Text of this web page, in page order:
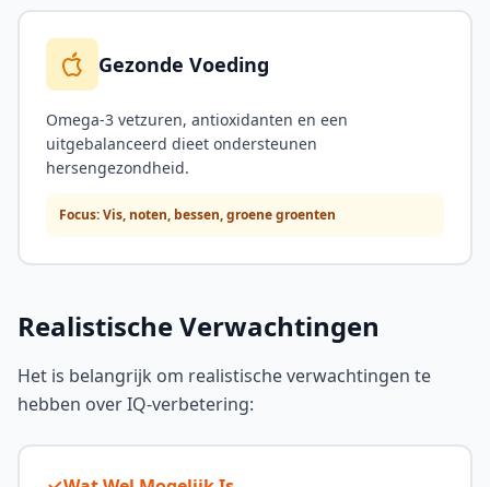
Gezonde Voeding
Omega-3 vetzuren, antioxidanten en een
uitgebalanceerd dieet ondersteunen
hersengezondheid.
Focus: Vis, noten, bessen, groene groenten
Realistische Verwachtingen
Het is belangrijk om realistische verwachtingen te
hebben over IQ-verbetering: